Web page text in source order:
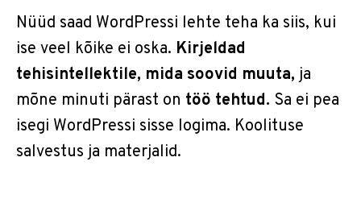
Nüüd saad WordPressi lehte teha ka siis, kui
ise veel kõike ei oska. Kirjeldad
tehisintellektile, mida soovid muuta, ja
mõne minuti pärast on töö tehtud. Sa ei pea
isegi WordPressi sisse logima. Koolituse
salvestus ja materjalid.